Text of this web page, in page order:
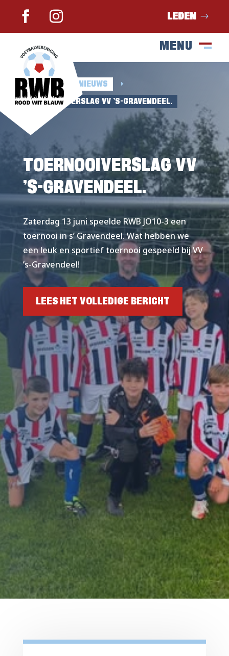
LEDEN
MENU
SLUIT
HOME E NIEUWS E
TOERNOOIVERSLAG VV ’S-GRAVENDEEL.
TOERNOOIVERSLAG VV
’S-GRAVENDEEL.
Zaterdag 13 juni speelde RWB JO10-3 een
toernooi in s’ Gravendeel. Wat hebben we
een leuk en sportief toernooi gespeeld bij VV
’s-Gravendeel!
LEES HET VOLLEDIGE BERICHT